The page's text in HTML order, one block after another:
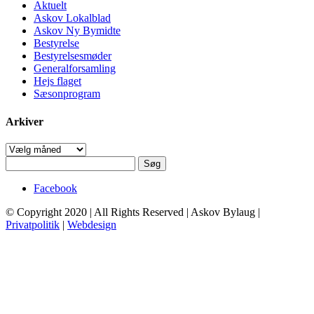
Aktuelt
Askov Lokalblad
Askov Ny Bymidte
Bestyrelse
Bestyrelsesmøder
Generalforsamling
Hejs flaget
Sæsonprogram
Arkiver
Arkiver
efter:
Facebook
© Copyright 2020 | All Rights Reserved | Askov Bylaug |
Privatpolitik | Webdesign